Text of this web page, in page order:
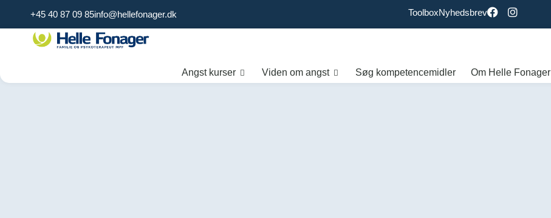
+45 40 87 09 85info@hellefonager.dk ToolboxNyhedsbrev
Angst kurser Viden om angst Søg kompetencemidler Om Helle Fonager